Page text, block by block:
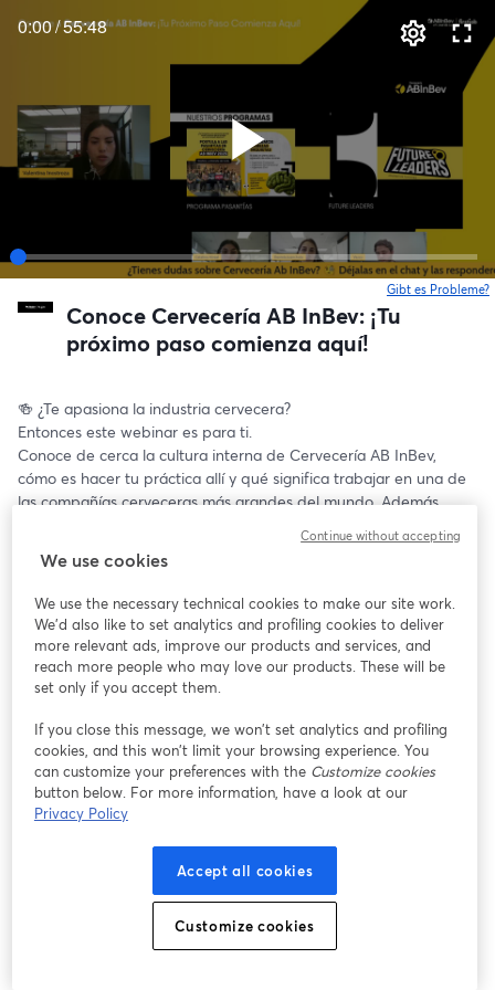
0:00/55:48
Gibt es Probleme?
Conoce Cervecería AB InBev: ¡Tu
próximo paso comienza aquí!
🍻 ¿Te apasiona la industria cervecera?
Entonces este webinar es para ti.
Conoce de cerca la cultura interna de Cervecería AB InBev,
cómo es hacer tu práctica allí y qué significa trabajar en una de
las compañías cerveceras más grandes del mundo. Además,
Si te interesa dar tu primer gran paso en esta industria, no te lo
puedes perder.
We use cookies
We use the necessary technical cookies to make our site work.
We'd also like to set analytics and profiling cookies to deliver
more relevant ads, improve our products and services, and
reach more people who may love our products. These will be
set only if you accept them.
If you close this message, we won’t set analytics and profiling
cookies, and this won’t limit your browsing experience. You
can customize your preferences with the Customize cookies
button below. For more information, have a look at our
Privacy Policy
Accept all cookies
Customize cookies
Continue without accepting